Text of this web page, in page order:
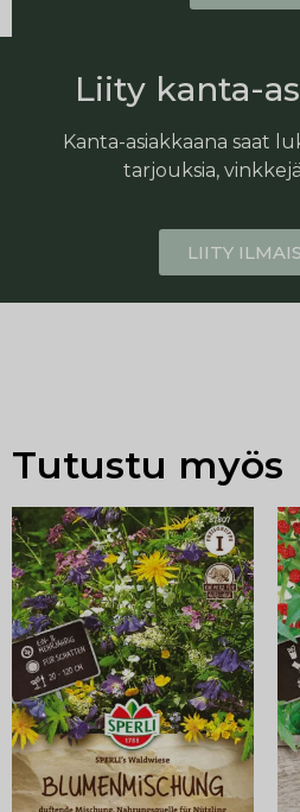
Liity kanta-
Kanta-asiakkaana saat
tarjouksia,
LIITY
Tutustu myös